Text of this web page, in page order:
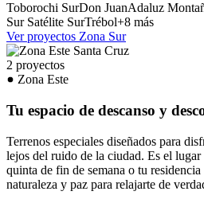
Toborochi SurDon JuanAdaluz
Sur Satélite SurTrébol+8 más
Ver proyectos Zona Sur
2 proyectos
Zona Este
Tu espacio de descanso y
Terrenos especiales diseñados para
lejos del ruido de la ciudad. Es el lugar
quinta de fin de semana o tu
naturaleza y paz para relajarte de